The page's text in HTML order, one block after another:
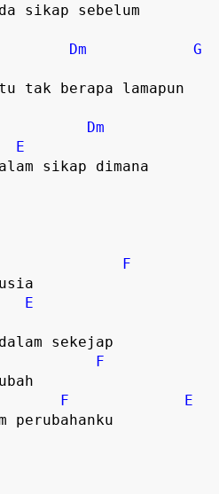
sikap sebelum
Dm
G
tak berapa lamapun
Dm
E
sikap dimana
F
E
sekejap
F
F
E
perubahanku